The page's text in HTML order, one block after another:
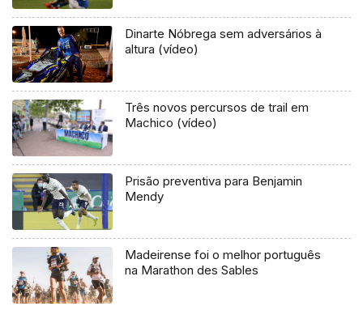
Dinarte Nóbrega sem adversários à
altura (vídeo)
Três novos percursos de trail em
Machico (vídeo)
Prisão preventiva para Benjamin
Mendy
Madeirense foi o melhor português
na Marathon des Sables